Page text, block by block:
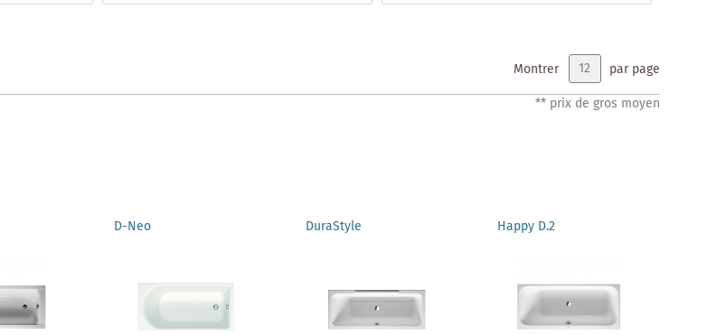
Montrer
par page
** prix de gros moyen
D-Neo DuraStyle Happy D.2